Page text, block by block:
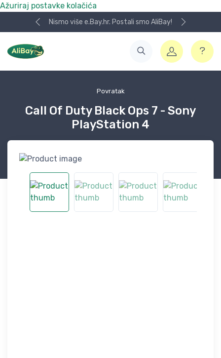
Ažuriraj postavke kolačića
Nismo više e.Bay.hr. Postali smo AliBay!
Povratak
Call Of Duty Black Ops 7 - Sony
PlayStation 4